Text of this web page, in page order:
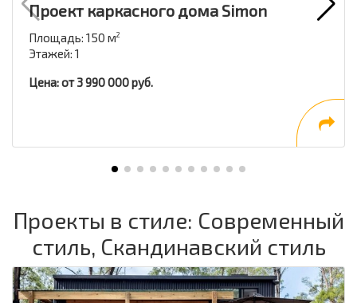
Проект каркасного дома Simon
Площадь: 150 м2
Этажей: 1
Цена: от 3 990 000 руб.
Проекты в стиле: Современный
стиль, Скандинавский стиль